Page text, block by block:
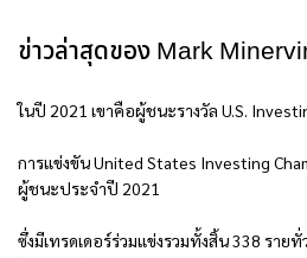
ข่าวล่าสุดของ Mark
ในปี 2021 เขาคือผู้ชนะรางวัล U.S.
การแข่งขัน United States Investing
ผู้ชนะประจำปี 2021
ซึ่งมีเทรดเดอร์ร่วมแข่งรวมทั้งสิ้น 338 ราย